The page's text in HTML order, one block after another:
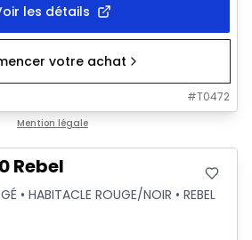
les détails
votre achat
#T0472
Mention légale
Rebel
• HABITACLE ROUGE/NOIR • REBEL